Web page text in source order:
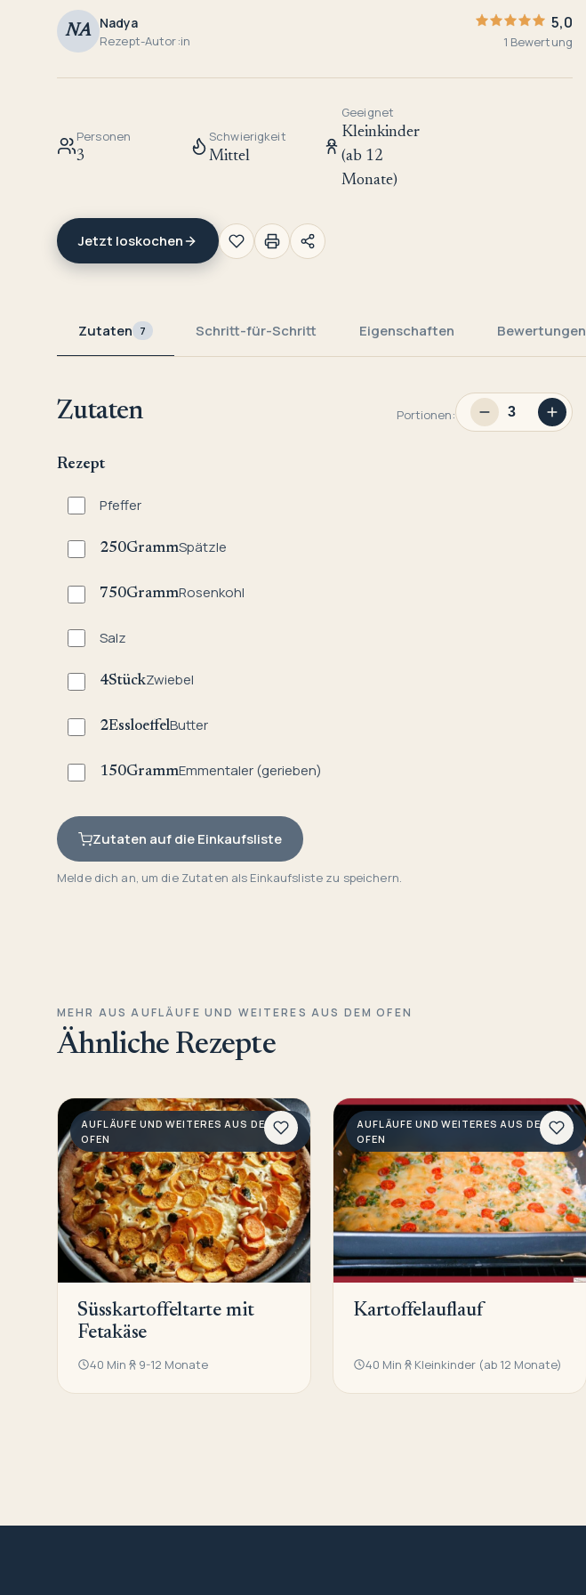
NA Nadya
Rezept-Autor:in
5,0
1 Bewertung
Personen
3
Schwierigkeit
Mittel
Geeignet
Kleinkinder
(ab 12
Monate)
Jetzt loskochen
Zutaten 7 Schritt-für-Schritt Eigenschaften Bewertungen
Zutaten Portionen:
Rezept
Pfeffer
250GrammSpätzle
750GrammRosenkohl
Salz
4StückZwiebel
2EssloeffelButter
150GrammEmmentaler (gerieben)
Zutaten auf die Einkaufsliste
Melde dich an, um die Zutaten als Einkaufsliste zu speichern.
MEHR AUS AUFLÄUFE UND WEITERES AUS DEM OFEN
Ähnliche Rezepte
AUFLÄUFE UND WEITERES AUS DEM
OFEN
Süsskartoffeltarte mit
Fetakäse
40 Min 9-12 Monate
AUFLÄUFE UND WEITERES AUS DEM
OFEN
Kartoffelauflauf
40 Min Kleinkinder (ab 12 Monate)